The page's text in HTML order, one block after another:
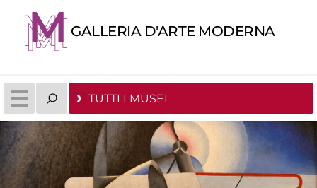
GALLERIA D'ARTE MODERNA
TUTTI I MUSEI